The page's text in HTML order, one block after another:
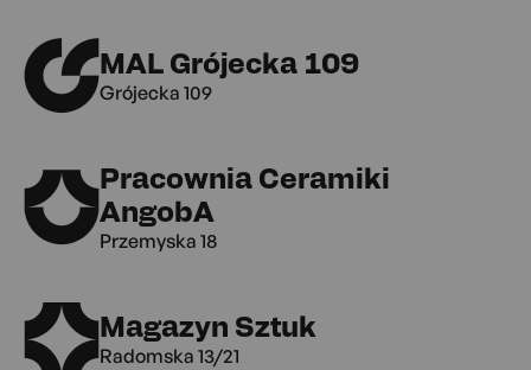
MAL Grójecka 109
Grójecka 109
Pracownia Ceramiki
AngobA
Przemyska 18
Magazyn Sztuk
Radomska 13/21